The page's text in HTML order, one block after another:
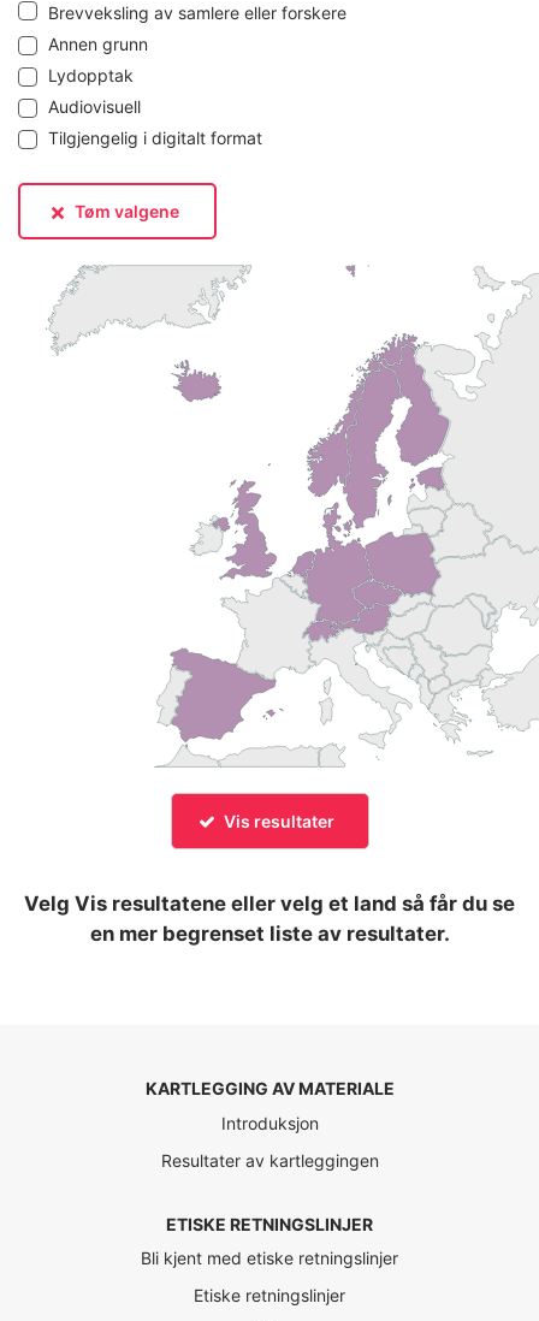
Brevveksling av samlere eller forskere
Annen grunn
Lydopptak
Audiovisuell
Tilgjengelig i digitalt format
Tøm valgene
Vis resultater
Velg Vis resultatene eller velg et land så får du se
en mer begrenset liste av resultater.
KARTLEGGING AV MATERIALE
Introduksjon
Resultater av kartleggingen
ETISKE RETNINGSLINJER
Bli kjent med etiske retningslinjer
Etiske retningslinjer